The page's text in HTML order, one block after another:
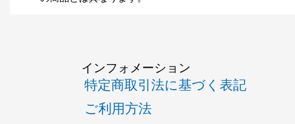
インフォメーション
特定商取引法に基づく表記
ご利用方法